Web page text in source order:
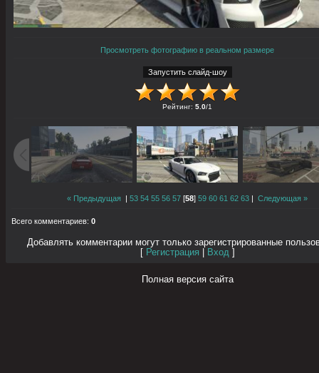
Просмотреть фотографию в реальном размере
Рейтинг: 5.0/1
« Предыдущая |53 54 55 56 57 [58]59 60 61 62 63 |Следующая »
Всего комментариев: 0
Добавлять комментарии могут только зарегистрированные
Регистрация Вход
Полная версия сайта